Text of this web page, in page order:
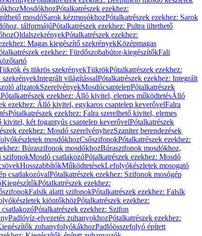
MosdókhozPótalkatrészek ezekhez:
mosdóSarok kézmosókhozPótalkatrészek ezekhez: Sarok
tálformájúPótalkatrészek ezekhez: Pultra ültethető
OldalszekrényekPótalkatrészek ezekhez:
Magas kiegészítő szekrényekKözépmagas
ezekhez: Fürdőszobabútor-kiegészítőkFali
és tükrös szekrényekTükrökPótalkatrészek ezekhez:
szekrényekIntegrált világítássalPótalkatrészek ezekhez: Integrált
aljzatokSzerelvényekMosdócsaptelepPótalkatrészek
Pótalkatrészek ezekhez: Álló kivitel, elemes működtetésÁlló
ezekhez: Álló kivitel, egykaros csaptelep keverővelFalra
Pótalkatrészek ezekhez: Falra szerelhető kivitel, elemes
kivitel, két fogantyús csaptelep keverővelPótalkatrészek
ezekhez: Mosdó szerelvényhezSzaniter berendezések
mosdókhozCsőszifonokPótalkatrészek ezekhez:
Búraszifonok mosdókhozBúraszifonok mosdókhoz,
szifonokMosdó csatlakozóPótalkatrészek ezekhez: Mosdó
HosszabbítókMűködtetésekLefolyókészletek mosogató
csatlakozóvalPótalkatrészek ezekhez: Szifonok mosógép
KiegészítőkPótalkatrészek ezekhez:
Falsík alatti szifonokPótalkatrészek ezekhez: Falsík
kiöntőkhözPótalkatrészek ezekhez:
Pótalkatrészek ezekhez: Szifon
Padlóvíz-elvezetés zuhanyokhozPótalkatrészek ezekhez:
zuhanyfolyókákhozPadlóösszefolyó épített